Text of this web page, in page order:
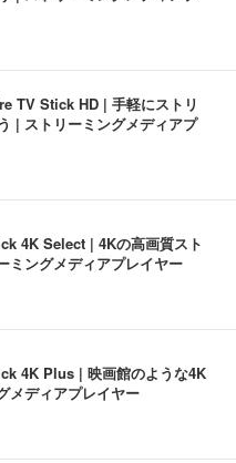
TV Stick HD | 手軽にストリ
| ストリーミングメディアプ
4K Select | 4Kの高画質スト
ミングメディアプレイヤー
4K Plus | 映画館のような4K
メディアプレイヤー